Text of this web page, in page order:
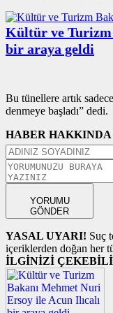
Kültür ve Turizm
bir araya geldi
Bu tünellere artık
denmeye başladı” dedi.
HABER HAKKINDA
YORUMU
GÖNDER
YASAL UYARI! Suç
içeriklerden doğan her
İLGİNİZİ